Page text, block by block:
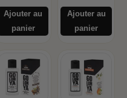
Ajouter au
panier
Ajouter au
panier